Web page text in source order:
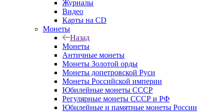
Журналы
Видео
Карты на CD
Монеты
Назад
Монеты
Античные монеты
Монеты Золотой орды
Монеты допетровской Руси
Монеты Российской империи
Юбилейные монеты СССР
Регулярные монеты СССР и РФ
Юбилейные и памятные монеты России